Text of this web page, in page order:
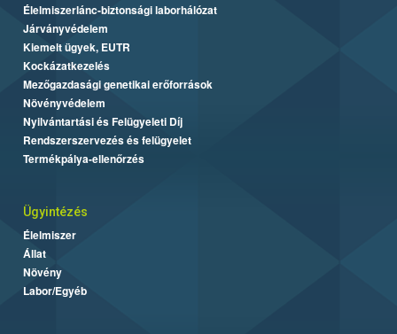
Élelmiszerlánc-biztonsági laborhálózat
Járványvédelem
Kiemelt ügyek, EUTR
Kockázatkezelés
Mezőgazdasági genetikai erőforrások
Növényvédelem
Nyilvántartási és Felügyeleti Díj
Rendszerszervezés és felügyelet
Termékpálya-ellenőrzés
Ügyintézés
Élelmiszer
Állat
Növény
Labor/Egyéb